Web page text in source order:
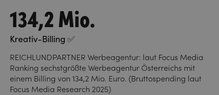
134,2 Mio.
Kreativ-Billing ✅
REICHLUNDPARTNER Werbeagentur: laut Focus Media
Ranking sechstgrößte Werbeagentur Österreichs mit
einem Billing von 134,2 Mio. Euro. (Bruttospending laut
Focus Media Research 2025)